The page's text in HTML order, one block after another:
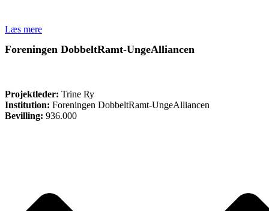
Læs mere
Foreningen DobbeltRamt-UngeAlliancen
Projektleder: Trine Ry
Institution: Foreningen DobbeltRamt-UngeAlliancen
Bevilling: 936.000